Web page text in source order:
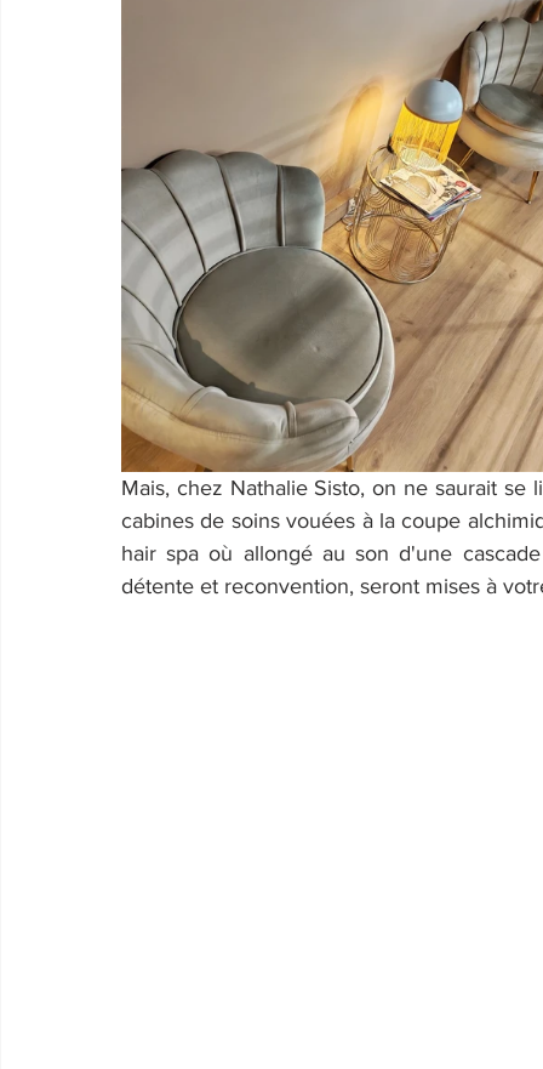
Mais, chez Nathalie Sisto, on ne saurait se
cabines de soins vouées à la coupe
hair spa où allongé au son d'une
détente et reconvention, seront mises à